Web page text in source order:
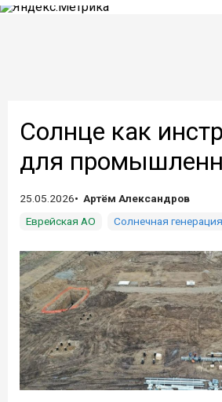
Солнце как
для
25.05.2026
Артём Александров
Еврейская АО
Солнечная генерация